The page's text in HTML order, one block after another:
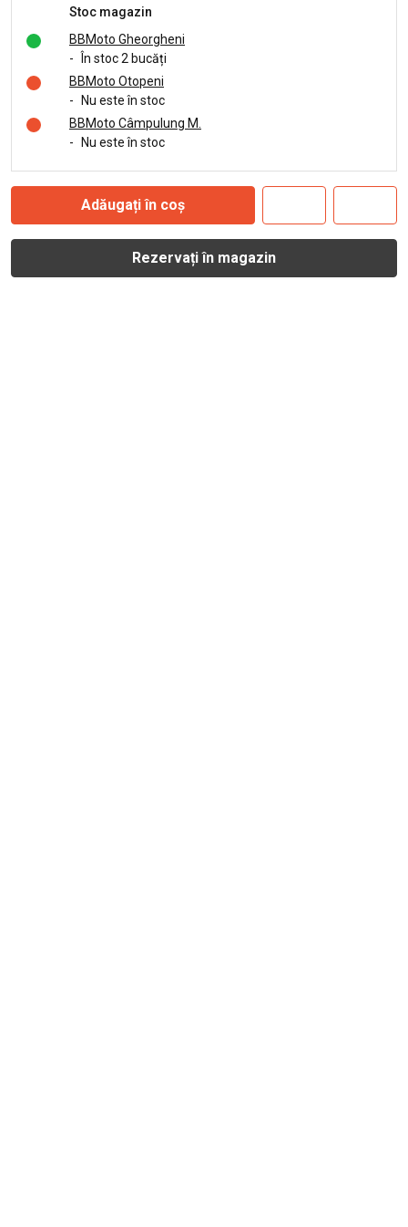
Stoc magazin
BBMoto Gheorgheni
-
În stoc 2 bucăți
BBMoto Otopeni
-
Nu este în stoc
BBMoto Câmpulung M.
-
Nu este în stoc
Adăugați în coș
Rezervați în magazin